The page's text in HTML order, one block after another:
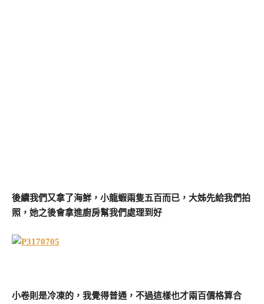
後續我們又拿了海鮮，小龍蝦兩隻五百而已，大姊先給我們拍
照，她之後會拿進廚房幫我們處理到好
小卷則是冷凍的，我覺得普通，不過這樣也才兩百價格算合